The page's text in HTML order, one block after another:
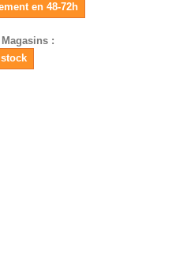
en 48-72h
: